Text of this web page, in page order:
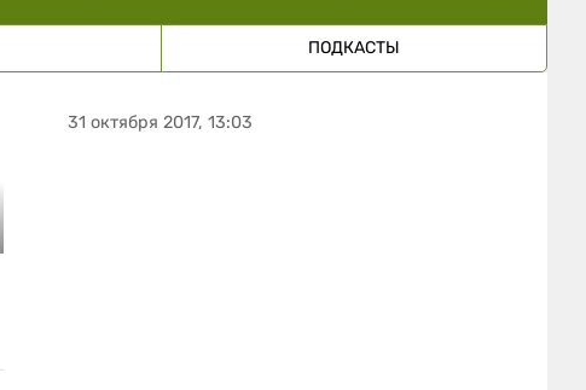
ПОДКАСТЫ
31 октября 2017, 13:03